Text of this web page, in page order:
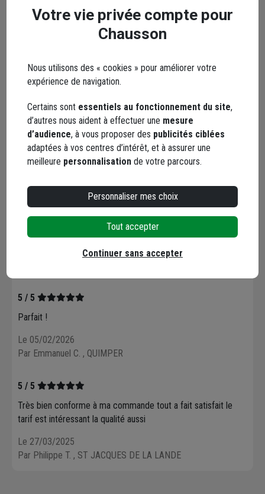
Caractéristiques
Avis clientsSeuls les clients ayant commandé ce produit
peuvent laisser un commentaire
5,0 / 5
3 avis
5 / 5
5 / 5
Parfait !
Le 05/02/2026
Par Emmanuel C. , QUIMPER
5 / 5
Très bien conforme à ma commande tout a fait satisfait le
tarif est intéressant la qualité aussi
Le 27/03/2025
Par Philippe T. , ST JACQUES DE LA LANDE
Votre vie privée compte pour
Chausson
Nous utilisons des « cookies » pour améliorer votre
expérience de navigation.
Certains sont essentiels au fonctionnement du site,
d’autres nous aident à effectuer une mesure
d’audience, à vous proposer des publicités ciblées
adaptées à vos centres d’intérêt, et à assurer une
meilleure personnalisation de votre parcours.
Personnaliser mes choix
Tout accepter
Continuer sans accepter